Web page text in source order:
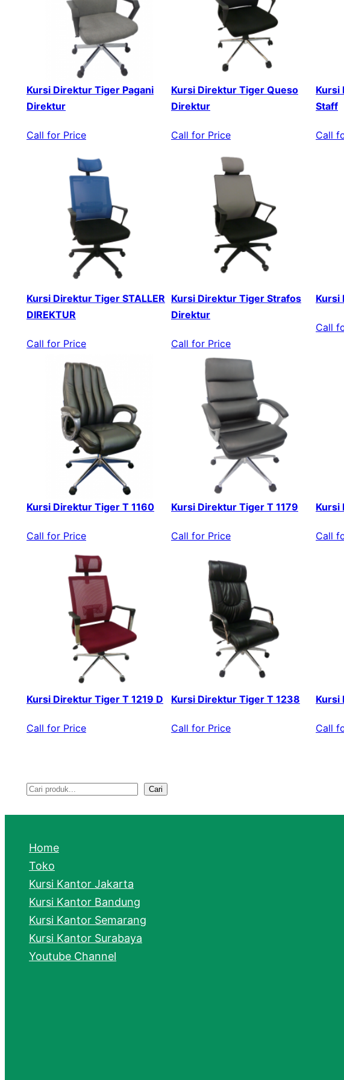
Kursi Direktur Tiger Pagani
Direktur
Call for Price
Kursi Direktur Tiger Queso
Direktur
Call for Price
Kursi
Staff
Call
Kursi Direktur Tiger STALLER
DIREKTUR
Call for Price
Kursi Direktur Tiger Strafos
Direktur
Call for Price
Kursi
Call
Kursi Direktur Tiger T 1160
Call for Price
Kursi Direktur Tiger T 1179
Call for Price
Kursi
Call
Kursi Direktur Tiger T 1219 D
Call for Price
Kursi Direktur Tiger T 1238
Call for Price
Kursi
Call
S
e
a
r
c
h
Cari
Home
Toko
Kursi Kantor Jakarta
Kursi Kantor Bandung
Kursi Kantor Semarang
Kursi Kantor Surabaya
Youtube Channel